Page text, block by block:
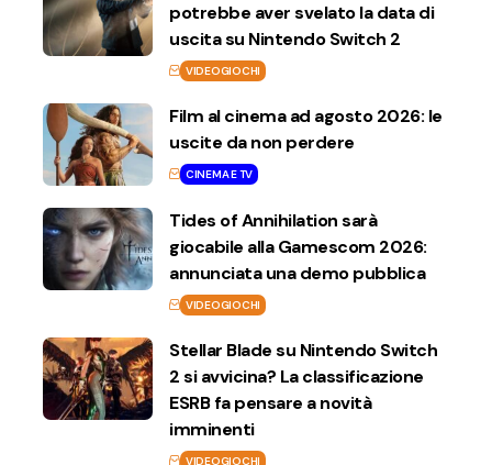
potrebbe aver svelato la data di
uscita su Nintendo Switch 2
VIDEOGIOCHI
Film al cinema ad agosto 2026: le
uscite da non perdere
CINEMA E TV
Tides of Annihilation sarà
giocabile alla Gamescom 2026:
annunciata una demo pubblica
VIDEOGIOCHI
Stellar Blade su Nintendo Switch
2 si avvicina? La classificazione
ESRB fa pensare a novità
imminenti
VIDEOGIOCHI